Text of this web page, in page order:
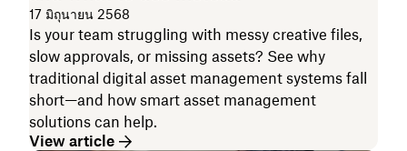
17 มิถุนายน 2568
Is your team struggling with messy creative files,
slow approvals, or missing assets? See why
traditional digital asset management systems fall
short—and how smart asset management
solutions can help.
View article